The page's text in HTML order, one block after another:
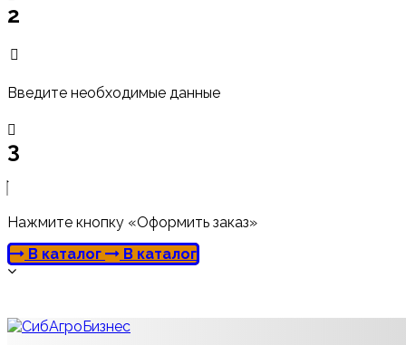
2
Введите необходимые данные
3
Нажмите кнопку «Оформить заказ»
В каталог
В каталог